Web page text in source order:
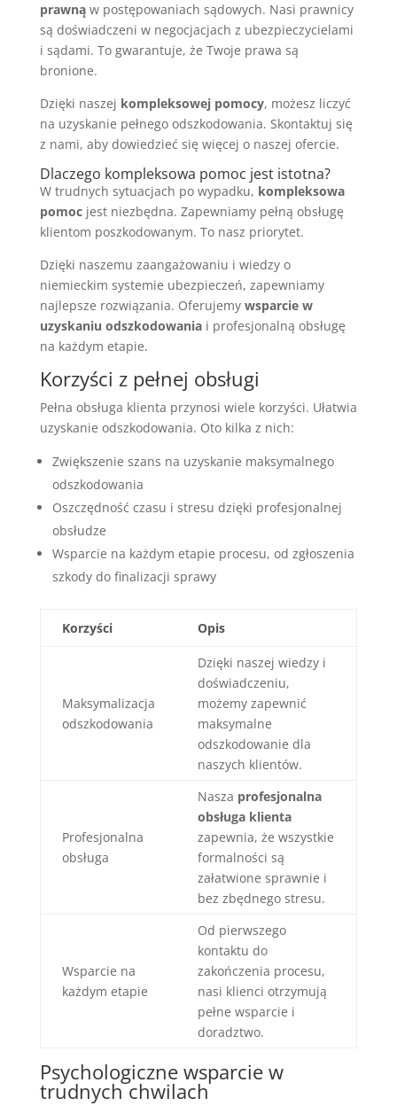
prawnąw postępowaniach sądowych. Nasi prawnicy
są doświadczeni w negocjacjach z ubezpieczycielami
i sądami. To gwarantuje, że Twoje prawa są
bronione.
Dzięki naszej kompleksowej pomocy, możesz liczyć
na uzyskanie pełnego odszkodowania. Skontaktuj się
z nami, aby dowiedzieć się więcej o naszej ofercie.
Dlaczego kompleksowa pomoc jest istotna?
W trudnych sytuacjach po wypadku, kompleksowa
pomocjest niezbędna. Zapewniamy pełną obsługę
klientom poszkodowanym. To nasz priorytet.
Dzięki naszemu zaangażowaniu i wiedzy o
niemieckim systemie ubezpieczeń, zapewniamy
najlepsze rozwiązania. Oferujemy wsparcie w
uzyskaniu odszkodowaniai profesjonalną obsługę
na każdym etapie.
Korzyści z pełnej obsługi
Pełna obsługa klienta przynosi wiele korzyści. Ułatwia
uzyskanie odszkodowania. Oto kilka z nich:
Zwiększenie szans na uzyskanie maksymalnego
odszkodowania
Oszczędność czasu i stresu dzięki profesjonalnej
obsłudze
Wsparcie na każdym etapie procesu, od zgłoszenia
szkody do finalizacji sprawy
Korzyści Opis
Maksymalizacja
odszkodowania
Dzięki naszej wiedzy i
doświadczeniu,
możemy zapewnić
maksymalne
odszkodowanie dla
naszych klientów.
Profesjonalna
obsługa
Nasza profesjonalna
obsługa klienta
zapewnia, że wszystkie
formalności są
załatwione sprawnie i
bez zbędnego stresu.
Wsparcie na
każdym etapie
Od pierwszego
kontaktu do
zakończenia procesu,
nasi klienci otrzymują
pełne wsparcie i
doradztwo.
Psychologiczne wsparcie w
trudnych chwilach